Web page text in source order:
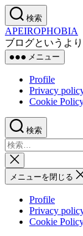
コ
ン
テ
ン
ツ
プ
検索
APEIROPHOBIA
ブログというよ
メニュー
Profile
Privacy
Cookie
検索
検
索
対
象:
検
索
を
メニューを閉じる
Profile
Privacy
Cookie